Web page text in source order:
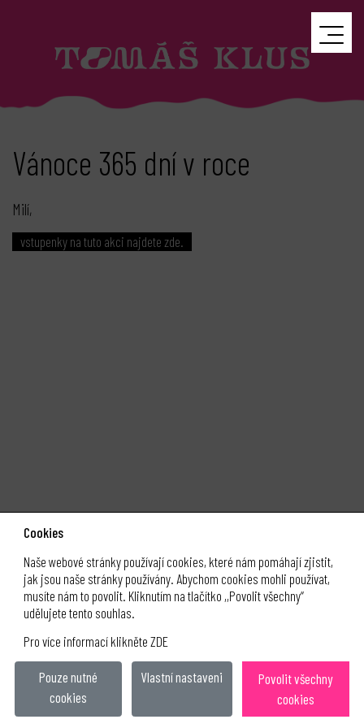
Vánoce 365 dní v roce
Milí,
vstupenky na tuto akci najdete zde.
obchodní podmínky
(c) 2021 Tomáš Klus s.r.o. eclair design&
Cookies
Naše webové stránky používají cookies, které nám pomáhají zjistit,
jak jsou naše stránky používány. Abychom cookies mohli používat,
musíte nám to povolit. Kliknutím na tlačítko ,,Povolit všechny“
udělujete tento souhlas.
Pro více informací klikněte ZDE
Pouze nutné
cookies
Vlastní nastaveni
Povolit všechny
cookies